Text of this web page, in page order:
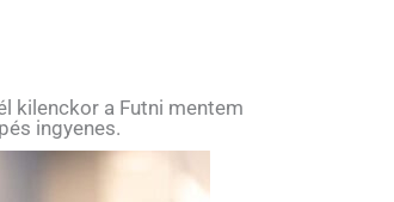
kilenckor a Futni mentem
ingyenes.